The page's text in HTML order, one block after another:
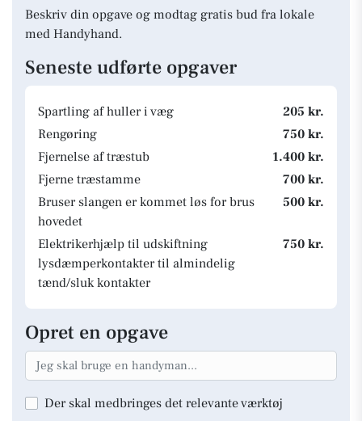
Beskriv din opgave og modtag gratis bud fra lokale
med Handyhand.
Seneste udførte opgaver
Spartling af huller i væg
205 kr.
Rengøring
750 kr.
Fjernelse af træstub
1.400 kr.
Fjerne træstamme
700 kr.
Bruser slangen er kommet løs for brus
hovedet
500 kr.
Elektrikerhjælp til udskiftning
lysdæmperkontakter til almindelig
tænd/sluk kontakter
750 kr.
Opret en opgave
Der skal medbringes det relevante værktøj